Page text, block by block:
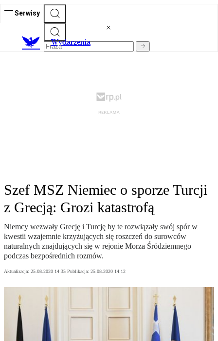
Serwisy
Wydarzenia
Szef MSZ Niemiec o sporze Turcji
z Grecją: Grozi katastrofą
Niemcy wezwały Grecję i Turcję by te rozwiązały swój spór w
kwestii wzajemnie krzyżujących się roszczeń do surowców
naturalnych znajdujących się w rejonie Morza Śródziemnego
podczas bezpośrednich rozmów.
Aktualizacja: 25.08.2020 14:35 Publikacja: 25.08.2020 14:12